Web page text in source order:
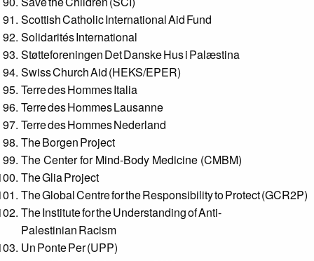
Scottish Catholic International Aid Fund
Solidarités International
Støtteforeningen Det Danske Hus i Palæstina
Swiss Church Aid (HEKS/EPER)
Terre des Hommes Italia
Terre des Hommes Lausanne
Terre des Hommes Nederland
The Borgen Project
The Center for Mind-Body Medicine (CMBM)
The Glia Project
The Global Centre for the Responsibility to Protect (GCR2P)
The Institute for the Understanding of Anti-
Palestinian Racism
Un Ponte Per (UPP)